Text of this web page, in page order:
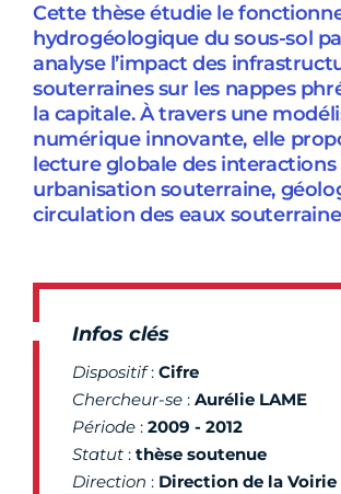
Cette thèse étudie le
hydrogéologique du sous-sol
analyse l’impact des
souterraines sur les nappes
la capitale. À travers une
numérique innovante, elle
lecture globale des
urbanisation souterraine,
circulation des eaux
Infos clés
Dispositif: Cifre
Chercheur-se : Aurélie LAME
Période : 2009 - 2012
Statut : thèse soutenue
Direction : Direction de la Voirie